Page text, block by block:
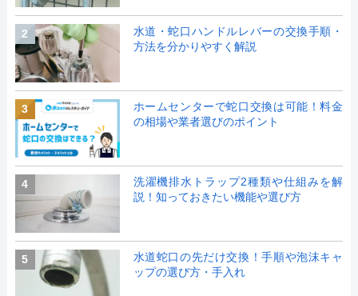
2
水道・蛇口ハンドルレバーの交換手順・
方法を分かりやすく解説
3
ホームセンターで蛇口交換は可能！料金
の相場や業者選びのポイント
4
洗濯機排水トラップ2種類や仕組みを解
説！知っておきたい機能や選び方
5
水道蛇口の先だけ交換！手順や泡沫キャ
ップの選び方・手入れ